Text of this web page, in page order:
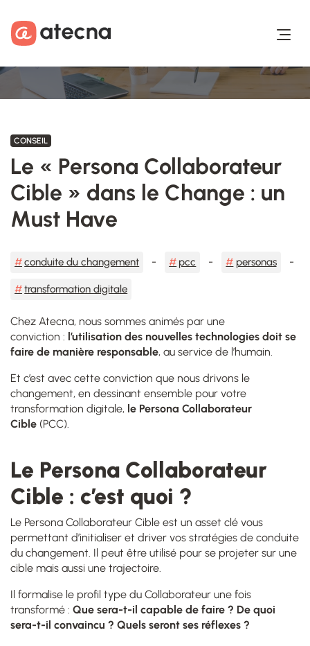
CONSEIL
Le « Persona Collaborateur
Cible » dans le Change : un
Must Have
conduite du changement pcc personas
transformation digitale
Chez Atecna, nous sommes animés par une
conviction : l’utilisation des nouvelles technologies doit se
faire de manière responsable, au service de l’humain.
Et c’est avec cette conviction que nous drivons le
changement, en dessinant ensemble pour votre
transformation digitale, le Persona Collaborateur
Cible (PCC).
Le Persona Collaborateur
Cible : c’est quoi ?
Le Persona Collaborateur Cible est un asset clé vous
permettant d’initialiser et driver vos stratégies de conduite
du changement. Il peut être utilisé pour se projeter sur une
cible mais aussi une trajectoire.
Il formalise le profil type du Collaborateur une fois
transformé : Que sera-t-il capable de faire ? De quoi
sera-t-il convaincu ? Quels seront ses réflexes ?